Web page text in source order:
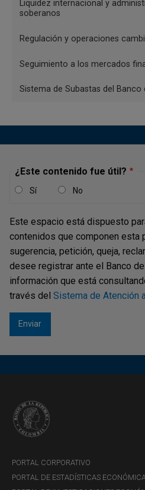
través de loscanales
Ciudadanía
Ventanilla -
documentos físicos y
escritas
Las consultas relacionadas con
en Bogotá D. C., o en
Días hábiles hasta las 4:00 p.
tenga presencia el Banco de la
sucursales y agencias
Recuerde que si con
Liquidez internacional y
soberanos
Regulación y operaciones
Seguimiento a los mercados
Sistema de Subastas del Banco
¿Este contenido fue útil?
Sí No
Este espacio está dispuesto
contenidos que componen esta
sugerencia, petición, queja,
desee registrar ante el Banco
información que está
través del Sistema de Atención
PORTAL CORPORATIVO
PORTAL DE ESTADÍSTICAS